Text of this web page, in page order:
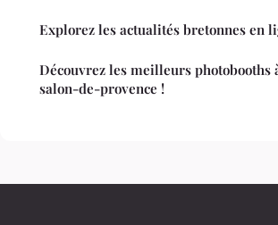
Explorez les actualités bretonnes en
Découvrez les meilleurs photobooths
salon-de-provence !